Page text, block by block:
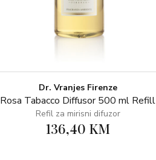
Dr. Vranjes Firenze
Rosa Tabacco Diffusor 500 ml Refill
Refil za mirisni difuzor
136,40 KM